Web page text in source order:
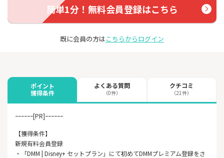
簡単1分！無料会員登録はこちら
既に会員の方はこちらからログイン
ポイント
獲得条件
よくある質問
（0件）
クチコミ
（21件）
ｰｰｰｰｰｰ[PR]ｰｰｰｰｰｰ
【獲得条件】
新規有料会員登録
・「DMM | Disney+ セットプラン」にて初めてDMMプレミアム登録をさ